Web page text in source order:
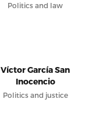
Politics and law
Víctor García San
Inocencio
Politics and justice